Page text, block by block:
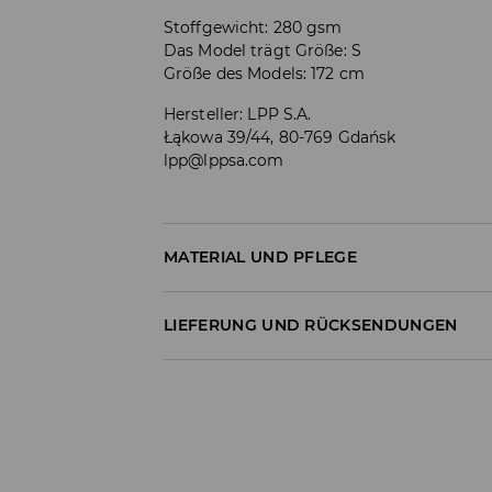
Stoffgewicht: 280 gsm
Das Model trägt Größe: S
Größe des Models: 172 cm
Hersteller: LPP S.A.
Łąkowa 39/44, 80-769 Gdańsk
lpp@lppsa.com
MATERIAL UND PFLEGE
Material I : 60% BAUMWOLLE, 40% POLYESTER
MASCHINENWÄSCHE BIS MAX. 30° C
LIEFERUNG UND RÜCKSENDUNGEN